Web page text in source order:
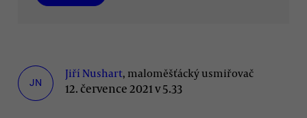
JN
Jiří Nushart, maloměšťácký usmiřovač
12. července 2021 v 5.33